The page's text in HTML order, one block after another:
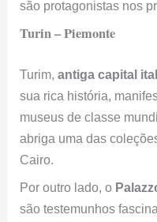
são protagonistas nos
Turin – Piemonte
Turim,antiga capital
sua rica história,
museus de classe
abriga uma das
Cairo.
Por outro lado, o
são testemunhos